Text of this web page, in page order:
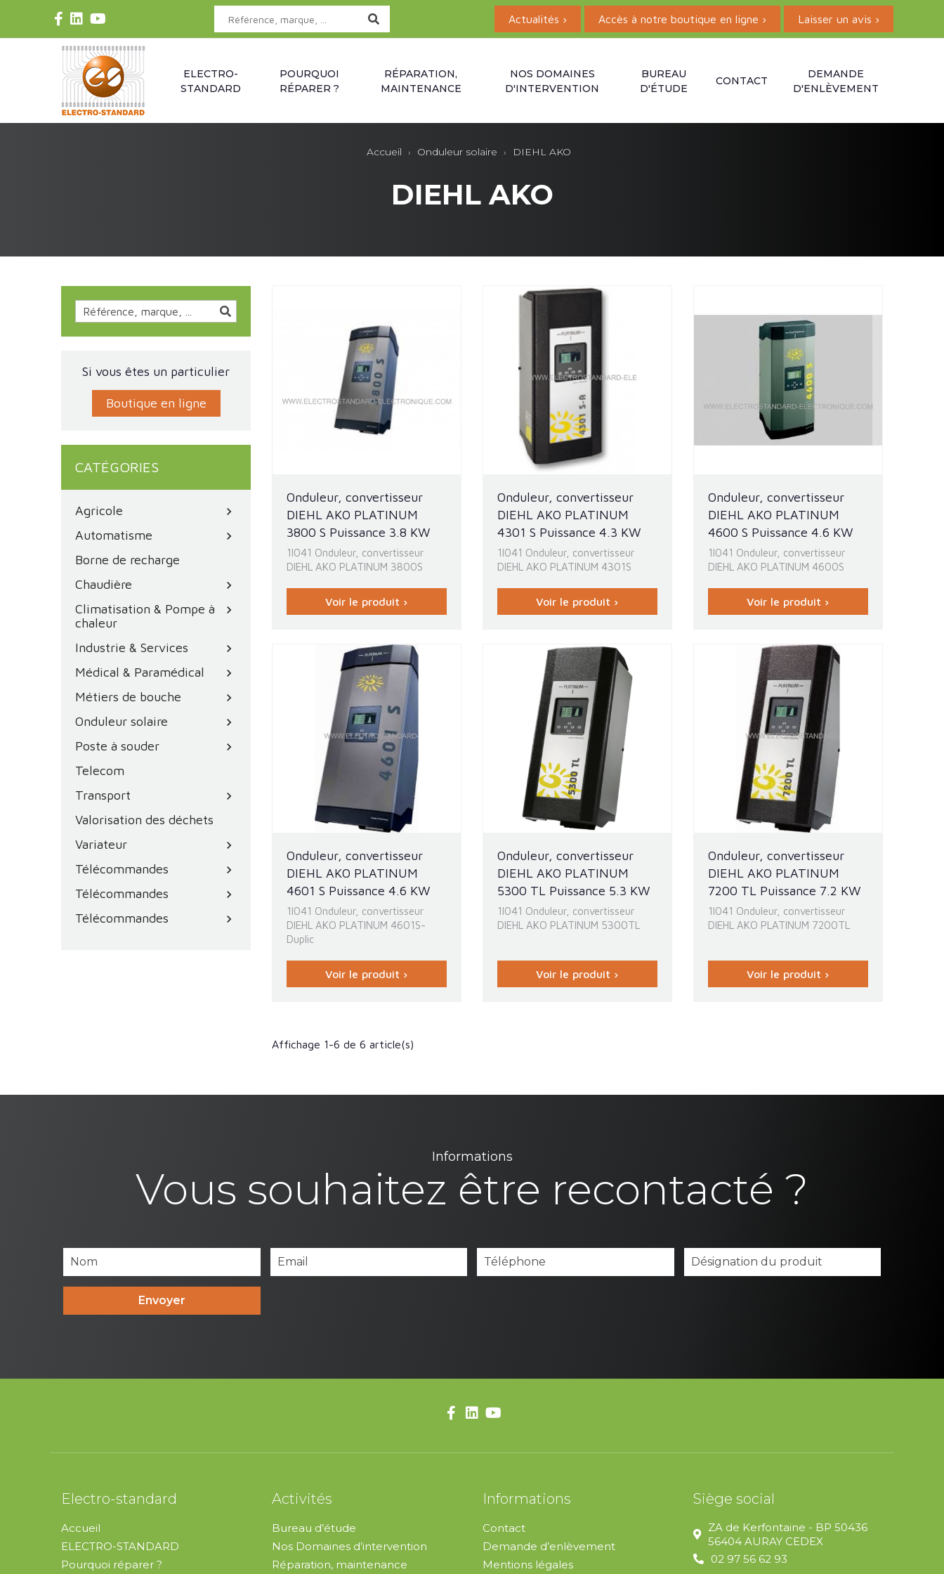
Actualités › Accès à notre boutique en ligne › Laisser un avis ›
ELECTRO-
STANDARD
POURQUOI
RÉPARER ?
RÉPARATION,
MAINTENANCE
NOS DOMAINES
D'INTERVENTION
BUREAU
D'ÉTUDE
CONTACT
DEMANDE
D'ENLÈVEMENT
Accueil Onduleur solaire DIEHL AKO
DIEHL AKO
Si vous êtes un particulier
Boutique en ligne
CATÉGORIES
Agricole chevron_right
Automatisme chevron_right
Borne de recharge
Chaudière
chevron_right
Climatisation & Pompe à
chaleur
chevron_right
Industrie & Services chevron_right
Médical & Paramédical chevron_right
Métiers de bouche chevron_right
Onduleur solaire chevron_right
Poste à souder chevron_right
Telecom
Transport
chevron_right
Valorisation des déchets
Variateur
chevron_right
Télécommandes chevron_right
Télécommandes chevron_right
Télécommandes chevron_right
Onduleur, convertisseur
DIEHL AKO PLATINUM
3800 S Puissance 3.8 KW
1I041 Onduleur, convertisseur
DIEHL AKO PLATINUM 3800S
Voir le produit ›
Onduleur, convertisseur
DIEHL AKO PLATINUM
4301 S Puissance 4.3 KW
1I041 Onduleur, convertisseur
DIEHL AKO PLATINUM 4301S
Voir le produit ›
Onduleur, convertisseur
DIEHL AKO PLATINUM
4600 S Puissance 4.6 KW
1I041 Onduleur, convertisseur
DIEHL AKO PLATINUM 4600S
Voir le produit ›
Onduleur, convertisseur
DIEHL AKO PLATINUM
4601 S Puissance 4.6 KW
1I041 Onduleur, convertisseur
DIEHL AKO PLATINUM 4601S-
Duplic
Voir le produit ›
Onduleur, convertisseur
DIEHL AKO PLATINUM
5300 TL Puissance 5.3 KW
1I041 Onduleur, convertisseur
DIEHL AKO PLATINUM 5300TL
Voir le produit ›
Onduleur, convertisseur
DIEHL AKO PLATINUM
7200 TL Puissance 7.2 KW
1I041 Onduleur, convertisseur
DIEHL AKO PLATINUM 7200TL
Voir le produit ›
Affichage 1-6 de 6 article(s)
Informations
Vous souhaitez être recontacté ?
Envoyer
Electro-standard
Accueil
ELECTRO-STANDARD
Pourquoi réparer ?
Activités
Bureau d’étude
Nos Domaines d’intervention
Réparation, maintenance
Informations
Contact
Demande d’enlèvement
Mentions légales
Siège social
ZA de Kerfontaine - BP 50436
56404 AURAY CEDEX
02 97 56 62 93